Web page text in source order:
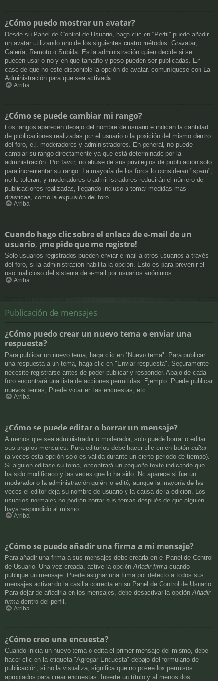
¿Cómo puedo mostrar un avatar?
Desde su Panel de Control de Usuario, haga clic en “Perfil” puede añadir
un avatar utilizando uno de los siguientes cuatro métodos: Gravatar,
Galería, Remoto o Subida. Es la administración quien decide si se
pueden usar o no y en que tamaño y peso pueden ser publicadas. En
caso de que no este disponible la opción de avatar, comuníquese con La
Administración para que sea activada.
Arriba
¿Cómo se puede cambiar mi rango?
Los rangos aparecen debajo del nombre de usuario e indican la cantidad
de publicaciones realizadas por el usuario o la posición del mismo dentro
del foro, e.j. moderadores y administradores. En general, no puede
cambiar su rango directamente ya que está determinado por la
administración. Por favor, no abuse de sus privilegios de publicación solo
para incrementar su rango. La mayoría de los foros lo consideran "spam",
no lo toleran, y moderadores o administradores reducirán el número de
publicaciones realizadas, llegando incluso a tomar medidas mas
drásticas, como la expulsión del foro.
Arriba
Cuando hago clic sobre el enlace de e-mail de un
usuario, ¡me pide que me registre!
Solo usuarios registrados pueden enviar e-mail a otros usuarios a través
del foro, si la administración habilita la opción. Esto es para prevenir el
uso malicioso del sistema de e-mail por usuarios anónimos.
Arriba
Publicación de mensajes
¿Cómo puedo crear un nuevo tema o enviar una
respuesta?
Para publicar un nuevo tema, haga clic en "Nuevo tema". Para publicar
una respuesta a un tema, haga clic en "Enviar respuesta". Seguramente
necesite registrarse antes de poder publicar y responder. Abajo de cada
foro encontrará una lista de acciones permitidas. Ejemplo: Puede publicar
nuevos temas, Puede votar en las encuestas, etc.
Arriba
¿Cómo se puede editar o borrar un mensaje?
A menos que sea administrador o moderador, solo puede borrar o editar
sus propios mensajes. Para editarlos debe hacer clic en en botón editar
(a veces esta opción solo es válida durante un cierto periodo de tiempo).
Si alguien editase su tema, encontrará un pequeño texto indicando que
ha sido modificado y las veces que lo ha sido. No aparece si fue un
moderador o la administración quién lo editó, aunque la mayoría de las
veces el editor deja su nombre de usuario y la causa de la edición. Los
usuarios normales no podrán borrar sus temas después de que alguien
haya respondido al mismo.
Arriba
¿Cómo se puede añadir una firma a mi mensaje?
Para añadir una firma a sus mensajes debe crearla en el Panel de Control
de Usuario. Una vez creada, active la opciónAñadir firma cuando
publique un mensaje. Puede asignar una firma por defecto a todos sus
mensajes activando la casilla correcta en su Panel de Control de Usuario.
Para dejar de añadirla en los mensajes, debe desactivar la opciónAñadir
firma dentro del perfil.
Arriba
¿Cómo creo una encuesta?
Cuando inicia un nuevo tema o edita el primer mensaje del mismo, debe
hacer clic en la etiqueta "Agregar Encuesta" debajo del formulario de
publicación; si no la visualiza, significa que no posee los permisos
apropiados para crear encuestas. Inserte un título y al menos dos